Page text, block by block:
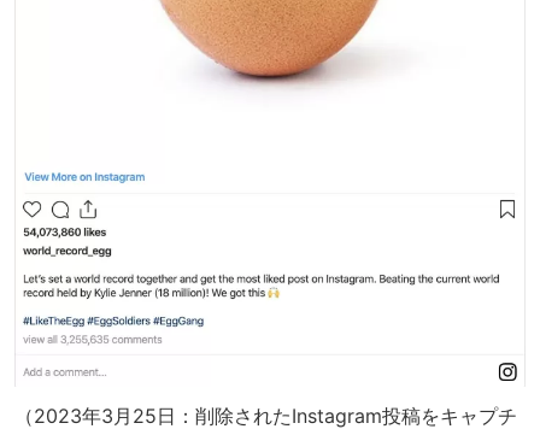
（2023年3月25日：削除されたInstagram投稿をキャプチ